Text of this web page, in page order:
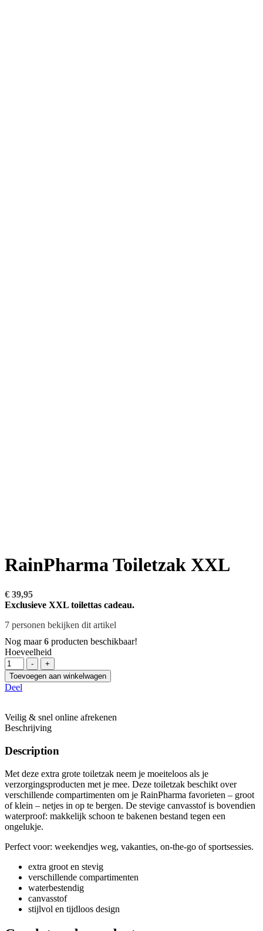
RainPharma Toiletzak XXL
€ 39,95
Exclusieve XXL toilettas cadeau.
7 personen bekijken dit artikel
Nog maar6 producten beschikbaar!
Hoeveelheid
-
+
Toevoegen aan winkelwagen
Deel
Veilig & snel online afrekenen
Beschrijving
Description
Met deze extra grote toiletzak neem je moeiteloos als je
verzorgingsproducten met je mee. Deze toiletzak beschikt over
verschillende compartimenten om je RainPharma favorieten – groot
of klein – netjes in op te bergen. De stevige canvasstof is bovendien
waterproof: makkelijk schoon te bakenen bestand tegen een
ongelukje.
Perfect voor: weekendjes weg, vakanties, on-the-go of sportsessies.
extra groot en stevig
verschillende compartimenten
waterbestendig
canvasstof
stijlvol en tijdloos design